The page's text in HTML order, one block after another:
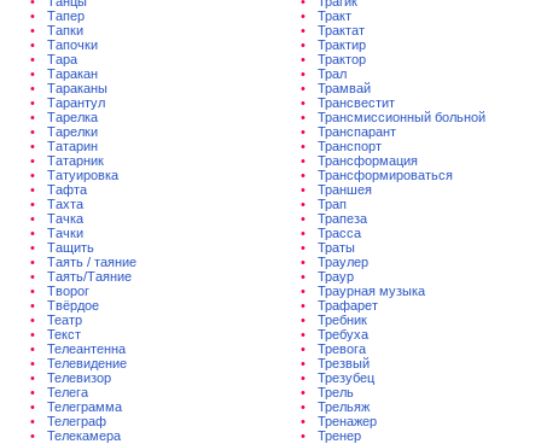
Тапер
Тапки
Тапочки
Тара
Таракан
Тараканы
Тарантул
Тарелка
Тарелки
Татарин
Татарник
Татуировка
Тафта
Тахта
Тачка
Тачки
Тащить
Таять / таяние
Таять/Таяние
Творог
Твёрдое
Театр
Текст
Телеантенна
Телевидение
Телевизор
Телега
Телеграмма
Телеграф
Телекамера
Тракт
Трактат
Трактир
Трактор
Трал
Трамвай
Трансвестит
Трансмиссионный больной
Транспарант
Транспорт
Трансформация
Трансформироваться
Траншея
Трап
Трапеза
Трасса
Траты
Траулер
Траур
Траурная музыка
Трафарет
Требник
Требуха
Тревога
Трезвый
Трезубец
Трель
Трельяж
Тренажер
Тренер